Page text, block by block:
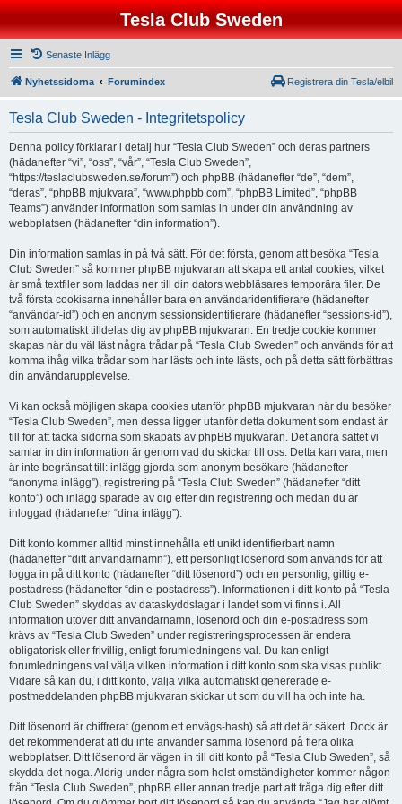
Tesla Club Sweden
Senaste Inlägg
Nyhetssidorna Forumindex Registrera din Tesla/elbil
Tesla Club Sweden - Integritetspolicy
Denna policy förklarar i detalj hur “Tesla Club Sweden” och deras partners
(hädanefter “vi”, “oss”, “vår”, “Tesla Club Sweden”,
“https://teslaclubsweden.se/forum”) och phpBB (hädanefter “de”, “dem”,
“deras”, “phpBB mjukvara”, “www.phpbb.com”, “phpBB Limited”, “phpBB
Teams”) använder information som samlas in under din användning av
webbplatsen (hädanefter “din information”).
Din information samlas in på två sätt. För det första, genom att besöka “Tesla
Club Sweden” så kommer phpBB mjukvaran att skapa ett antal cookies, vilket
är små textfiler som laddas ner till din dators webbläsares temporära filer. De
två första cookisarna innehåller bara en användaridentifierare (hädanefter
“användar-id”) och en anonym sessionsidentifierare (hädanefter “sessions-id”),
som automatiskt tilldelas dig av phpBB mjukvaran. En tredje cookie kommer
skapas när du väl läst några trådar på “Tesla Club Sweden” och används för att
komma ihåg vilka trådar som har lästs och inte lästs, och på detta sätt förbättras
din användarupplevelse.
Vi kan också möjligen skapa cookies utanför phpBB mjukvaran när du besöker
“Tesla Club Sweden”, men dessa ligger utanför detta dokument som endast är
till för att täcka sidorna som skapats av phpBB mjukvaran. Det andra sättet vi
samlar in din information är genom vad du skickar till oss. Detta kan vara, men
är inte begränsat till: inlägg gjorda som anonym besökare (hädanefter
“anonyma inlägg”), registrering på “Tesla Club Sweden” (hädanefter “ditt
konto”) och inlägg sparade av dig efter din registrering och medan du är
inloggad (hädanefter “dina inlägg”).
Ditt konto kommer alltid minst innehålla ett unikt identifierbart namn
(hädanefter “ditt användarnamn”), ett personligt lösenord som används för att
logga in på ditt konto (hädanefter “ditt lösenord”) och en personlig, giltig e-
postadress (hädanefter “din e-postadress”). Informationen i ditt konto på “Tesla
Club Sweden” skyddas av dataskyddslagar i landet som vi finns i. All
information utöver ditt användarnamn, lösenord och din e-postadress som
krävs av “Tesla Club Sweden” under registreringsprocessen är endera
obligatorisk eller frivillig, enligt forumledningens val. Du kan enligt
forumledningens val välja vilken information i ditt konto som ska visas publikt.
Vidare så kan du, i ditt konto, välja vilka automatiskt genererade e-
postmeddelanden phpBB mjukvaran skickar ut som du vill ha och inte ha.
Ditt lösenord är chiffrerat (genom ett envägs-hash) så att det är säkert. Dock är
det rekommenderat att du inte använder samma lösenord på flera olika
webbplatser. Ditt lösenord är vägen in till ditt konto på “Tesla Club Sweden”, så
skydda det noga. Aldrig under några som helst omständigheter kommer någon
från “Tesla Club Sweden”, phpBB eller annan tredje part att fråga dig efter ditt